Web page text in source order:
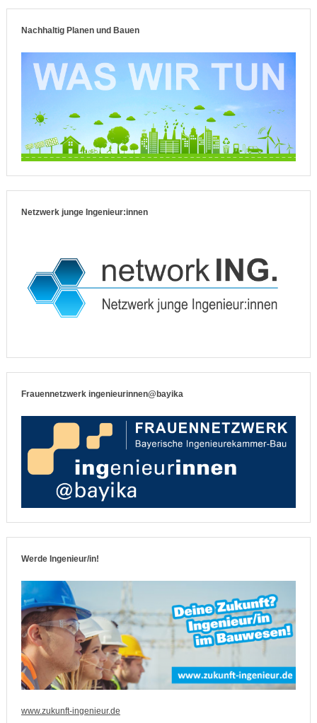
Nachhaltig Planen und Bauen
Netzwerk junge Ingenieur:innen
Frauennetzwerk ingenieurinnen@bayika
Werde Ingenieur/in!
www.zukunft-ingenieur.de